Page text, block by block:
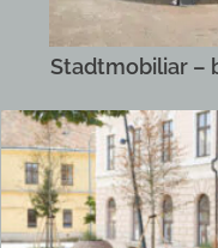
Stadtmobiliar –